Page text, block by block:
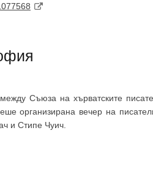
Съюза на хърватските
организирана вечер на
и Стипе Чуич.